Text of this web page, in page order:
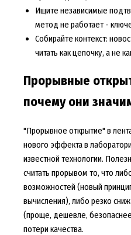
Ищите независимые
метод не работает -
Собирайте контекст:
читать как цепочку, а не
Прорывные
почему они
"Прорывное открытие" в
нового эффекта в
известной технологии.
считать прорывом то, что
возможностей (новый
вычисления), либо резко
(проще, дешевле,
потери качества.